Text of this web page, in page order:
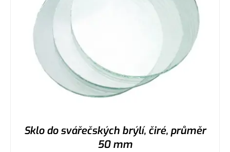
Sklo do svářečských brýlí, čiré, průměr
50 mm